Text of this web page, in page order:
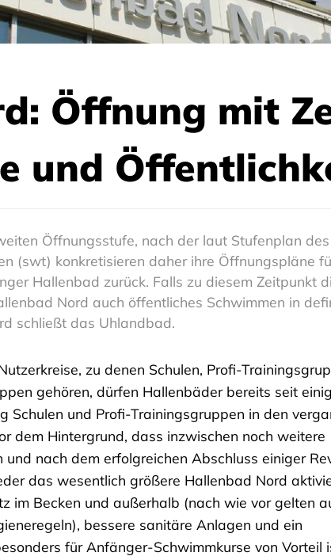
Öffnung mit
und
Öffnungsstufe, nach der laut Stufenplan
(swt) konkretisieren daher ihre Öffnungspläne
Hallenbad zurück. Falls zu diesem Zeitpunkt
Nord auch öffentliches Schwimmen in
schließt das Uhlandbad.
zu denen Schulen, Profi-
gehören, dürfen Hallenbäder bereits seit
Schulen und Profi-Trainingsgruppen in den
dem Hintergrund, dass inzwischen noch weitere
nach dem erfolgreichen Abschluss einiger
das wesentlich größere Hallenbad Nord
im Becken und außerhalb (nach wie vor gelten
bessere sanitäre Anlagen und ein
für Anfänger-Schwimmkurse von Vorteil